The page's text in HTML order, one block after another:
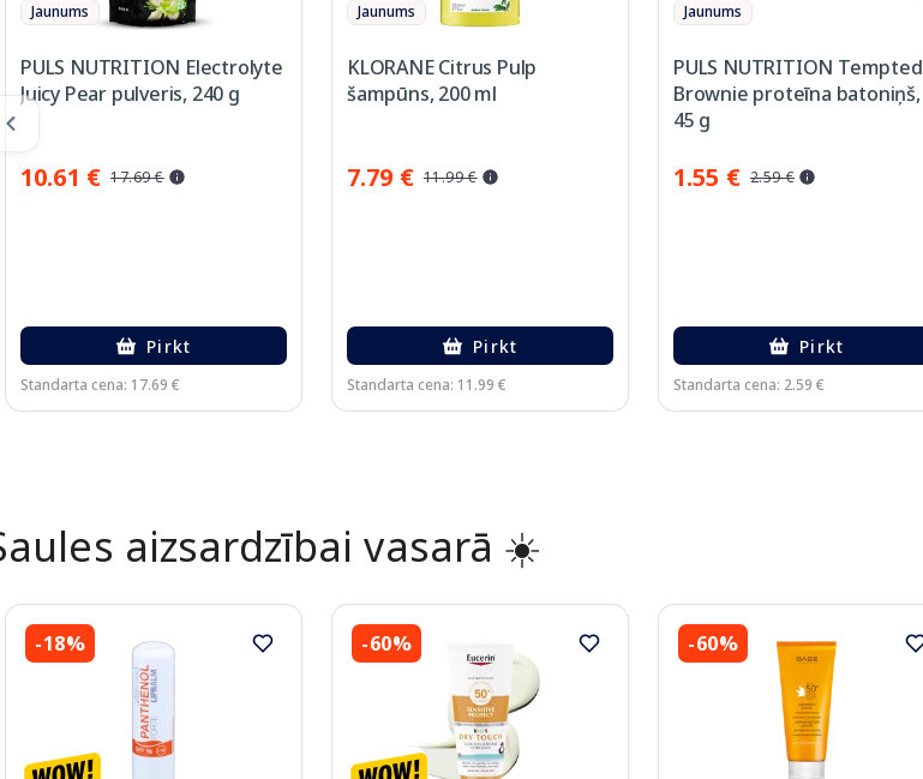
Jaunums
PULS NUTRITION Electrolyte
Juicy Pear pulveris, 240 g
10.61 € 17.69 €
Pirkt
Standarta cena: 17.69 €
Jaunums
KLORANE Citrus Pulp
šampūns, 200 ml
7.79 € 11.99 €
Pirkt
Standarta cena: 11.99 €
Jaunums
PULS NUTRITION Tempted
Brownie proteīna batoniņš,
45 g
1.55 € 2.59 €
Pirkt
Standarta cena: 2.59 €
aizsardzībai vasarā ☀️
-18% -60% -60%